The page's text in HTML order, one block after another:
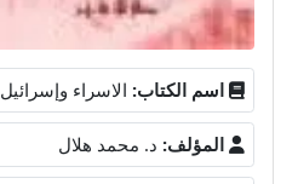
اسم الكتاب: الاسراء وإسرائيل
المؤلف: د. محمد هلال